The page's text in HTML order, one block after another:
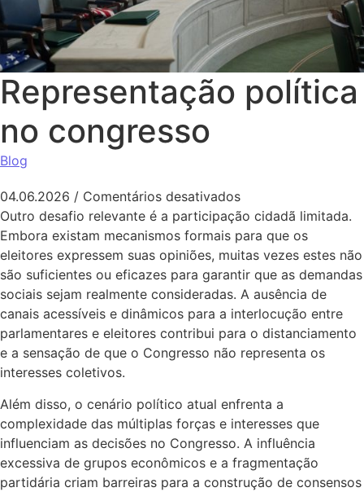
Representação política
no congresso
Blog
04.06.2026 / Comentários desativadosem Representação
Outro desafio relevante é a participação cidadã limitada.
Embora existam mecanismos formais para que os
eleitores expressem suas opiniões, muitas vezes estes não
são suficientes ou eficazes para garantir que as demandas
sociais sejam realmente consideradas. A ausência de
canais acessíveis e dinâmicos para a interlocução entre
parlamentares e eleitores contribui para o distanciamento
e a sensação de que o Congresso não representa os
interesses coletivos.
Além disso, o cenário político atual enfrenta a
complexidade das múltiplas forças e interesses que
influenciam as decisões no Congresso. A influência
excessiva de grupos econômicos e a fragmentação
partidária criam barreiras para a construção de consensos